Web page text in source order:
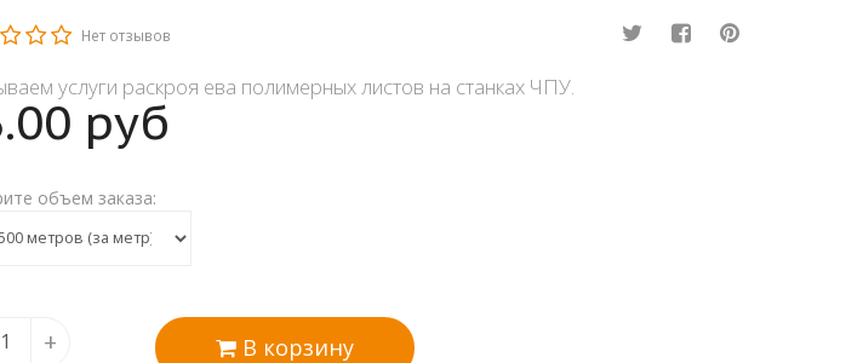
на станках ЧПУ
Нет отзывов
услуги раскроя ева полимерных листов на станках ЧПУ.
руб
объем заказа:
+ В корзину